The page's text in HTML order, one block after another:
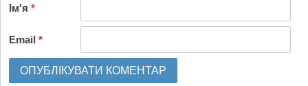
Ім'я*
Email*